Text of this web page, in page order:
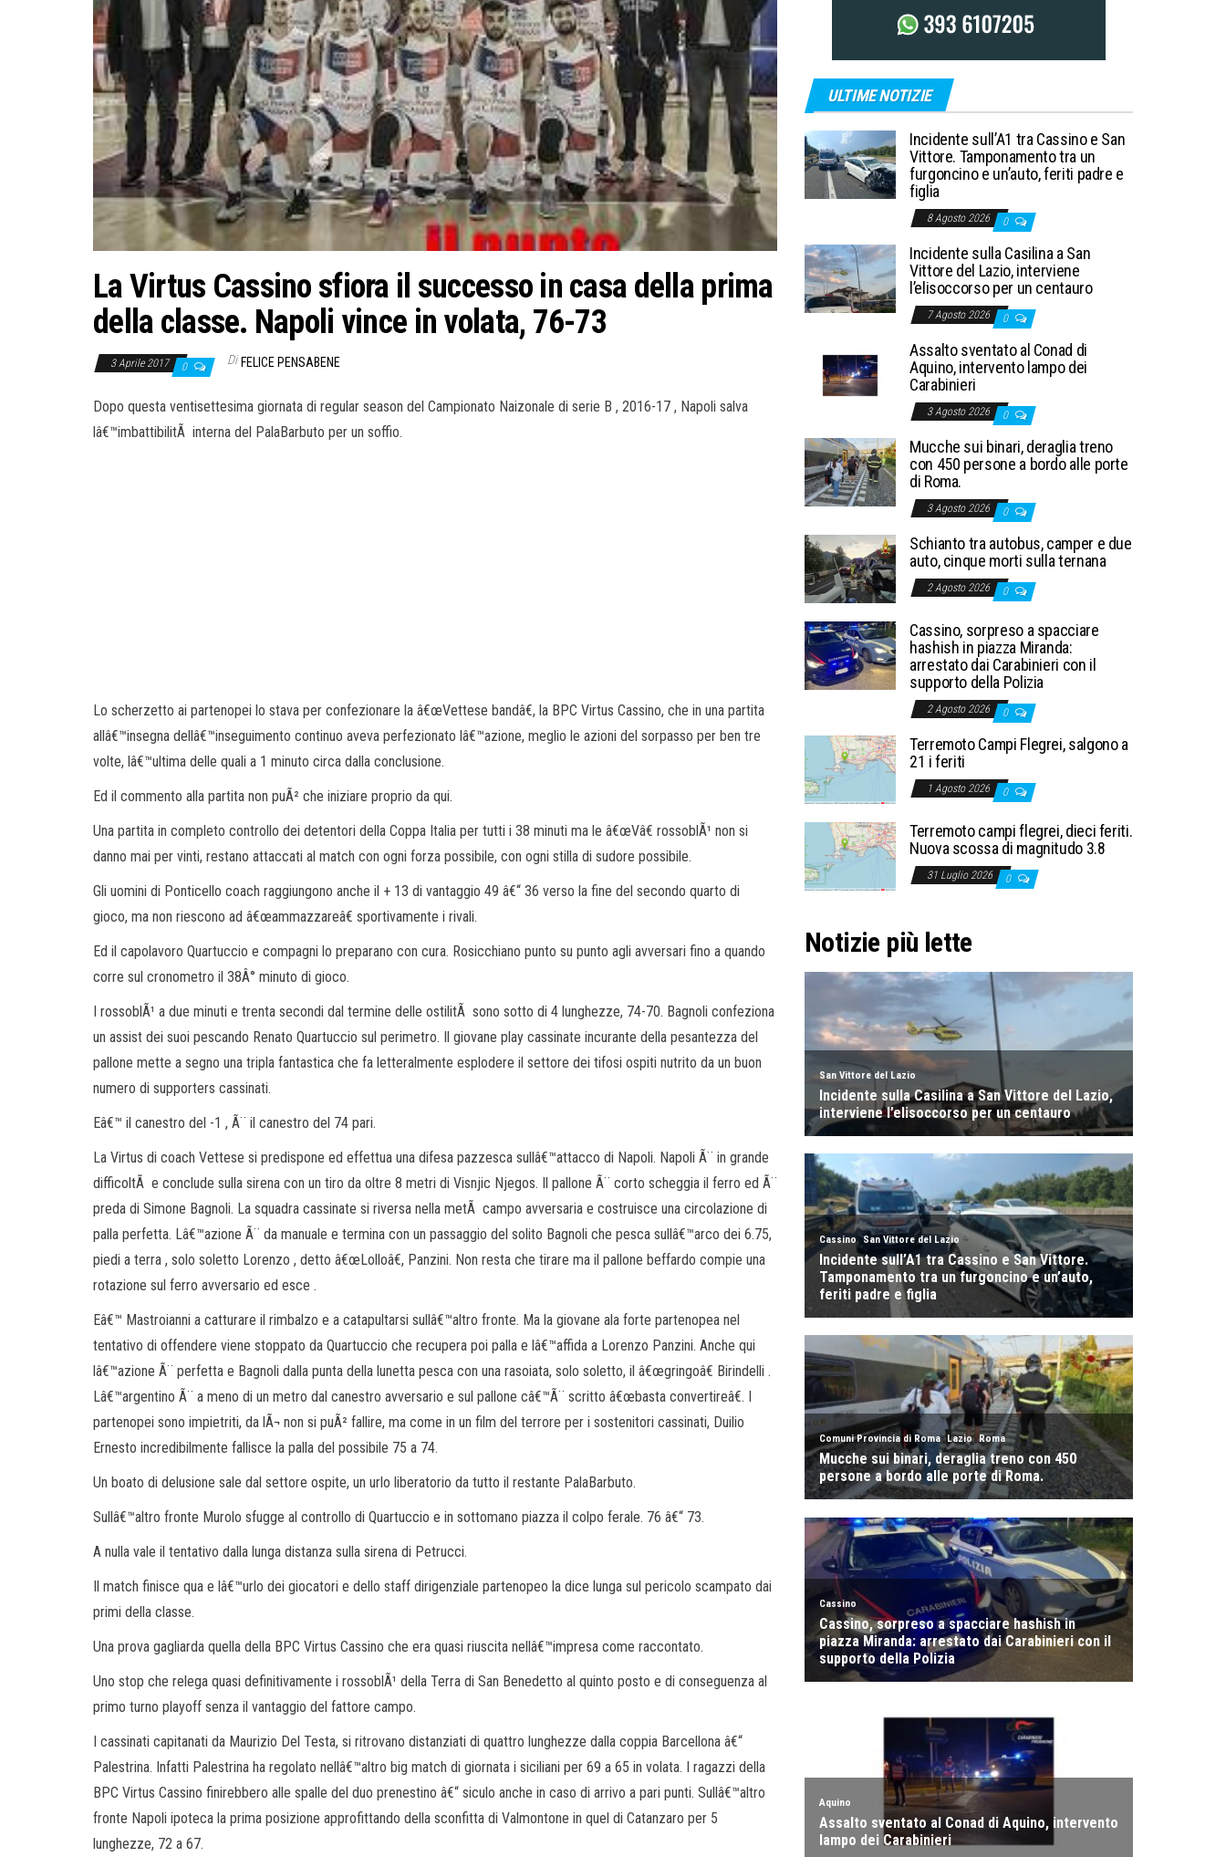
La Virtus Cassino sfiora il successo in casa della prima
della classe. Napoli vince in volata, 76-73
3 Aprile 2017 0 Di FELICE PENSABENE
Dopo questa ventisettesima giornata di regular season del Campionato Naizonale di serie B , 2016-17 , Napoli salva
lâ€™imbattibilitÃ interna del PalaBarbuto per un soffio.
Lo scherzetto ai partenopei lo stava per confezionare la â€œVettese bandâ€, la BPC Virtus Cassino, che in una partita
allâ€™insegna dellâ€™inseguimento continuo aveva perfezionato lâ€™azione, meglio le azioni del sorpasso per ben tre
volte, lâ€™ultima delle quali a 1 minuto circa dalla conclusione.
Ed il commento alla partita non puÃ² che iniziare proprio da qui.
Una partita in completo controllo dei detentori della Coppa Italia per tutti i 38 minuti ma le â€œVâ€ rossoblÃ¹ non si
danno mai per vinti, restano attaccati al match con ogni forza possibile, con ogni stilla di sudore possibile.
Gli uomini di Ponticello coach raggiungono anche il + 13 di vantaggio 49 â€“ 36 verso la fine del secondo quarto di
gioco, ma non riescono ad â€œammazzareâ€ sportivamente i rivali.
Ed il capolavoro Quartuccio e compagni lo preparano con cura. Rosicchiano punto su punto agli avversari fino a quando
corre sul cronometro il 38Â° minuto di gioco.
I rossoblÃ¹ a due minuti e trenta secondi dal termine delle ostilitÃ sono sotto di 4 lunghezze, 74-70. Bagnoli confeziona
un assist dei suoi pescando Renato Quartuccio sul perimetro. Il giovane play cassinate incurante della pesantezza del
pallone mette a segno una tripla fantastica che fa letteralmente esplodere il settore dei tifosi ospiti nutrito da un buon
numero di supporters cassinati.
Eâ€™ il canestro del -1 , Ã¨ il canestro del 74 pari.
La Virtus di coach Vettese si predispone ed effettua una difesa pazzesca sullâ€™attacco di Napoli. Napoli Ã¨ in grande
difficoltÃ e conclude sulla sirena con un tiro da oltre 8 metri di Visnjic Njegos. Il pallone Ã¨ corto scheggia il ferro ed Ã¨
preda di Simone Bagnoli. La squadra cassinate si riversa nella metÃ campo avversaria e costruisce una circolazione di
palla perfetta. Lâ€™azione Ã¨ da manuale e termina con un passaggio del solito Bagnoli che pesca sullâ€™arco dei 6.75,
piedi a terra , solo soletto Lorenzo , detto â€œLolloâ€, Panzini. Non resta che tirare ma il pallone beffardo compie una
rotazione sul ferro avversario ed esce .
Eâ€™ Mastroianni a catturare il rimbalzo e a catapultarsi sullâ€™altro fronte. Ma la giovane ala forte partenopea nel
tentativo di offendere viene stoppato da Quartuccio che recupera poi palla e lâ€™affida a Lorenzo Panzini. Anche qui
lâ€™azione Ã¨ perfetta e Bagnoli dalla punta della lunetta pesca con una rasoiata, solo soletto, il â€œgringoâ€ Birindelli .
Lâ€™argentino Ã¨ a meno di un metro dal canestro avversario e sul pallone câ€™Ã¨ scritto â€œbasta convertireâ€. I
partenopei sono impietriti, da lÃ¬ non si puÃ² fallire, ma come in un film del terrore per i sostenitori cassinati, Duilio
Ernesto incredibilmente fallisce la palla del possibile 75 a 74.
Un boato di delusione sale dal settore ospite, un urlo liberatorio da tutto il restante PalaBarbuto.
Sullâ€™altro fronte Murolo sfugge al controllo di Quartuccio e in sottomano piazza il colpo ferale. 76 â€“ 73.
A nulla vale il tentativo dalla lunga distanza sulla sirena di Petrucci.
Il match finisce qua e lâ€™urlo dei giocatori e dello staff dirigenziale partenopeo la dice lunga sul pericolo scampato dai
primi della classe.
Una prova gagliarda quella della BPC Virtus Cassino che era quasi riuscita nellâ€™impresa come raccontato.
Uno stop che relega quasi definitivamente i rossoblÃ¹ della Terra di San Benedetto al quinto posto e di conseguenza al
primo turno playoff senza il vantaggio del fattore campo.
I cassinati capitanati da Maurizio Del Testa, si ritrovano distanziati di quattro lunghezze dalla coppia Barcellona â€“
Palestrina. Infatti Palestrina ha regolato nellâ€™altro big match di giornata i siciliani per 69 a 65 in volata. I ragazzi della
BPC Virtus Cassino finirebbero alle spalle del duo prenestino â€“ siculo anche in caso di arrivo a pari punti. Sullâ€™altro
fronte Napoli ipoteca la prima posizione approfittando della sconfitta di Valmontone in quel di Catanzaro per 5
lunghezze, 72 a 67.
ULTIME NOTIZIE
Incidente sull’A1 tra Cassino e San
Vittore. Tamponamento tra un
furgoncino e un’auto, feriti padre e
figlia
8 Agosto 2026 0
Incidente sulla Casilina a San
Vittore del Lazio, interviene
l’elisoccorso per un centauro
7 Agosto 2026 0
Assalto sventato al Conad di
Aquino, intervento lampo dei
Carabinieri
3 Agosto 2026 0
Mucche sui binari, deraglia treno
con 450 persone a bordo alle porte
di Roma.
3 Agosto 2026 0
Schianto tra autobus, camper e due
auto, cinque morti sulla ternana
2 Agosto 2026 0
Cassino, sorpreso a spacciare
hashish in piazza Miranda:
arrestato dai Carabinieri con il
supporto della Polizia
2 Agosto 2026 0
Terremoto Campi Flegrei, salgono a
21 i feriti
1 Agosto 2026 0
Terremoto campi flegrei, dieci feriti.
Nuova scossa di magnitudo 3.8
31 Luglio 2026 0
Notizie più lette